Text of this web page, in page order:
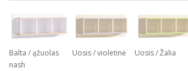
Balta / ąžuolas
nash
Uosis / violetinė Uosis / Žalia